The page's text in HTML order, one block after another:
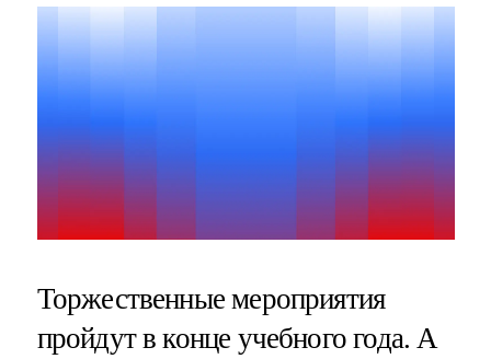
Торжественные мероприятия
пройдут в конце учебного года. А